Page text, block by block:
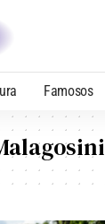
Famosos